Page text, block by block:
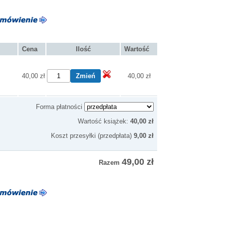
Cena Ilość Wartość
40,00 zł 40,00 zł
Forma płatności
Wartość książek: 40,00 zł
Koszt przesyłki (przedpłata) 9,00 zł
Razem 49,00 zł